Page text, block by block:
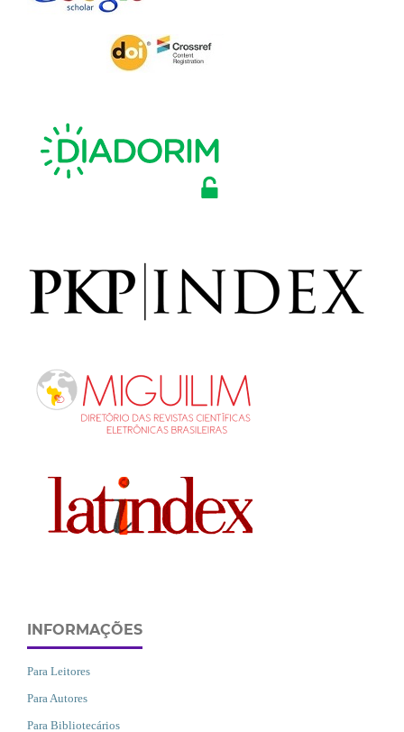
INFORMAÇÕES
Para Leitores
Para Autores
Para Bibliotecários